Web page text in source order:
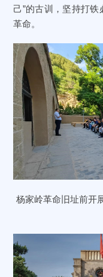
己”的古训，坚持打
革命。
杨家岭革命旧址前开